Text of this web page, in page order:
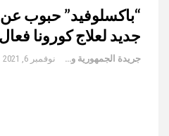
“باكسلوفيد” حبوب
جديد لعلاج كورونا فعال
جريدة الجمهورية والعالم نوفمبر 6, 2021